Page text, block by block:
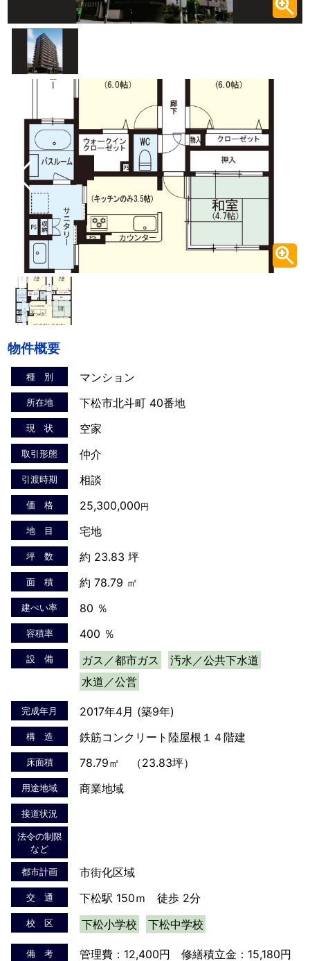
物件概要
種 別 マンション
所在地 下松市北斗町 40番地
現 状 空家
取引形態 仲介
引渡時期 相談
価 格 25,300,000円
地 目 宅地
坪 数 約 23.83 坪
面 積 約 78.79 ㎡
建ぺい率 80 ％
容積率 400 ％
設 備 ガス／都市ガス
汚水／公共下水道
水道／公営
完成年月 2017年4月 (築9年)
構 造 鉄筋コンクリート陸屋根１４階建
床面積 78.79㎡ （23.83坪）
用途地域 商業地域
接道状況
法令の制限
など
都市計画 市街化区域
交 通 下松駅 150ｍ 徒歩 2分
校 区 下松小学校 下松中学校
備 考 管理費：12,400円 修繕積立金：15,180円